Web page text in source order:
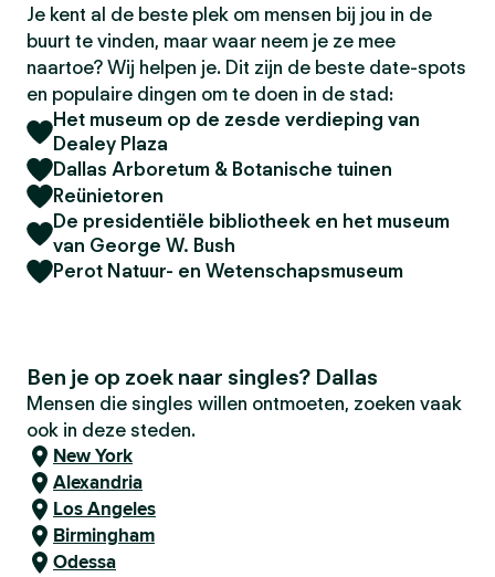
Je kent al de beste plek om mensen bij jou in de
buurt te vinden, maar waar neem je ze mee
naartoe? Wij helpen je. Dit zijn de beste date-spots
en populaire dingen om te doen in de stad:
Het museum op de zesde verdieping van
Dealey Plaza
Dallas Arboretum & Botanische tuinen
Reünietoren
De presidentiële bibliotheek en het museum
van George W. Bush
Perot Natuur- en Wetenschapsmuseum
Ben je op zoek naar singles? Dallas
Mensen die singles willen ontmoeten, zoeken vaak
ook in deze steden.
New York
Alexandria
Los Angeles
Birmingham
Odessa